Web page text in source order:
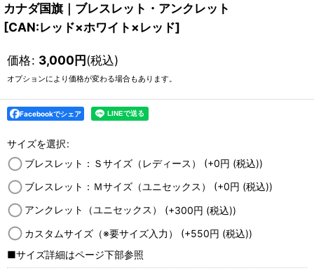
カナダ国旗｜ブレスレット・アンクレット
[CAN:レッド×ホワイト×レッド]
価格: 3,000円(税込)
オプションにより価格が変わる場合もあります。
Facebookでシェア
サイズを選択:
ブレスレット：Ｓサイズ（レディース） (+0円 (税込))
ブレスレット：Ｍサイズ（ユニセックス） (+0円 (税込))
アンクレット（ユニセックス） (+300円 (税込))
カスタムサイズ（※要サイズ入力） (+550円 (税込))
■サイズ詳細はページ下部参照